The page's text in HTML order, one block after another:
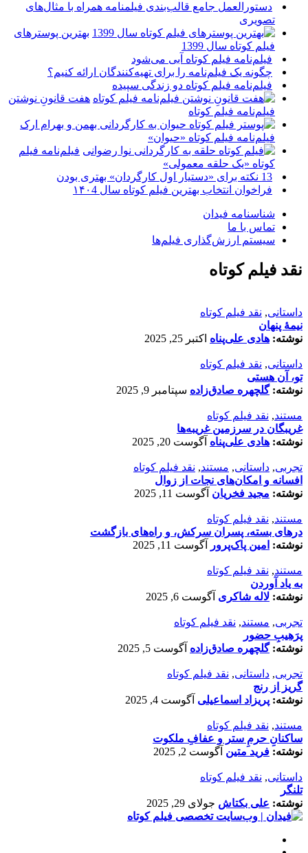
دستورالعمل جامع قالب‌بندی فیلمنامه همراه با مثال‌های
تصویری
بهترین پوسترهای
فیلم کوتاه سال 1399
فیلم‌نامه فیلم کوتاه آبی می‌شود
چگونه یک فیلم‌نامه را برای تهیه‌کنندگان ارائه کنیم؟
فیلم‌نامه فیلم کوتاه دو زندگی سپیده
هفت قانونِ نوشتن
فیلم‌نامه فیلم کوتاه
فیلم‌نامه فیلم کوتاه «حیوان»
فیلم‌نامه فیلم
کوتاه «یک حلقه معمولی»
13 نکته برای «دستیار اول کارگردان» بهتری بودن
فراخوان انتخاب بهترین فیلم کوتاه سال ۱۴۰4
شناسنامه فیدان
تماس با ما
سیستم ارزش‌گذاری فیلم‌ها
نقد فیلم کوتاه
داستانی, نقد فیلم کوتاه
نیمۀ پنهان
نوشته: هادی علی‌پناه اکتبر 25, 2025
داستانی, نقد فیلم کوتاه
تو، آن هستی
نوشته:گلچهره صادق‌زاده سپتامبر 9, 2025
مستند, نقد فیلم کوتاه
غریبگان در سرزمین غریبه‌ها
نوشته: هادی علی‌پناه آگوست 20, 2025
تجربی, داستانی, مستند, نقد فیلم کوتاه
افسانه‌ و امکان‌های نجات از زوال
نوشته: مجید فخریان آگوست 11, 2025
مستند, نقد فیلم کوتاه
درهای بسته، پسران سرکش، و راه‌های بازگشت
نوشته: امین پاک‌پرور آگوست 11, 2025
مستند, نقد فیلم کوتاه
به یاد آوردن
نوشته: لاله شاکری آگوست 6, 2025
تجربی, مستند, نقد فیلم کوتاه
پرَهیب‌ِ حضور
نوشته:گلچهره صادق‌زاده آگوست 5, 2025
تجربی, داستانی, نقد فیلم کوتاه
گریز از رنج
نوشته: پریزاد اسماعیلی آگوست 4, 2025
مستند, نقد فیلم کوتاه
ساکنانِ حرمِ ستر و عفافِ ملکوت
نوشته: فرید متین آگوست 2, 2025
داستانی, نقد فیلم کوتاه
تلنگر
نوشته: علی بکتاش جولای 29, 2025